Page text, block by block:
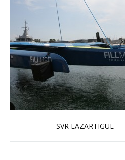
SVR LAZARTIGUE
En savoir plus...